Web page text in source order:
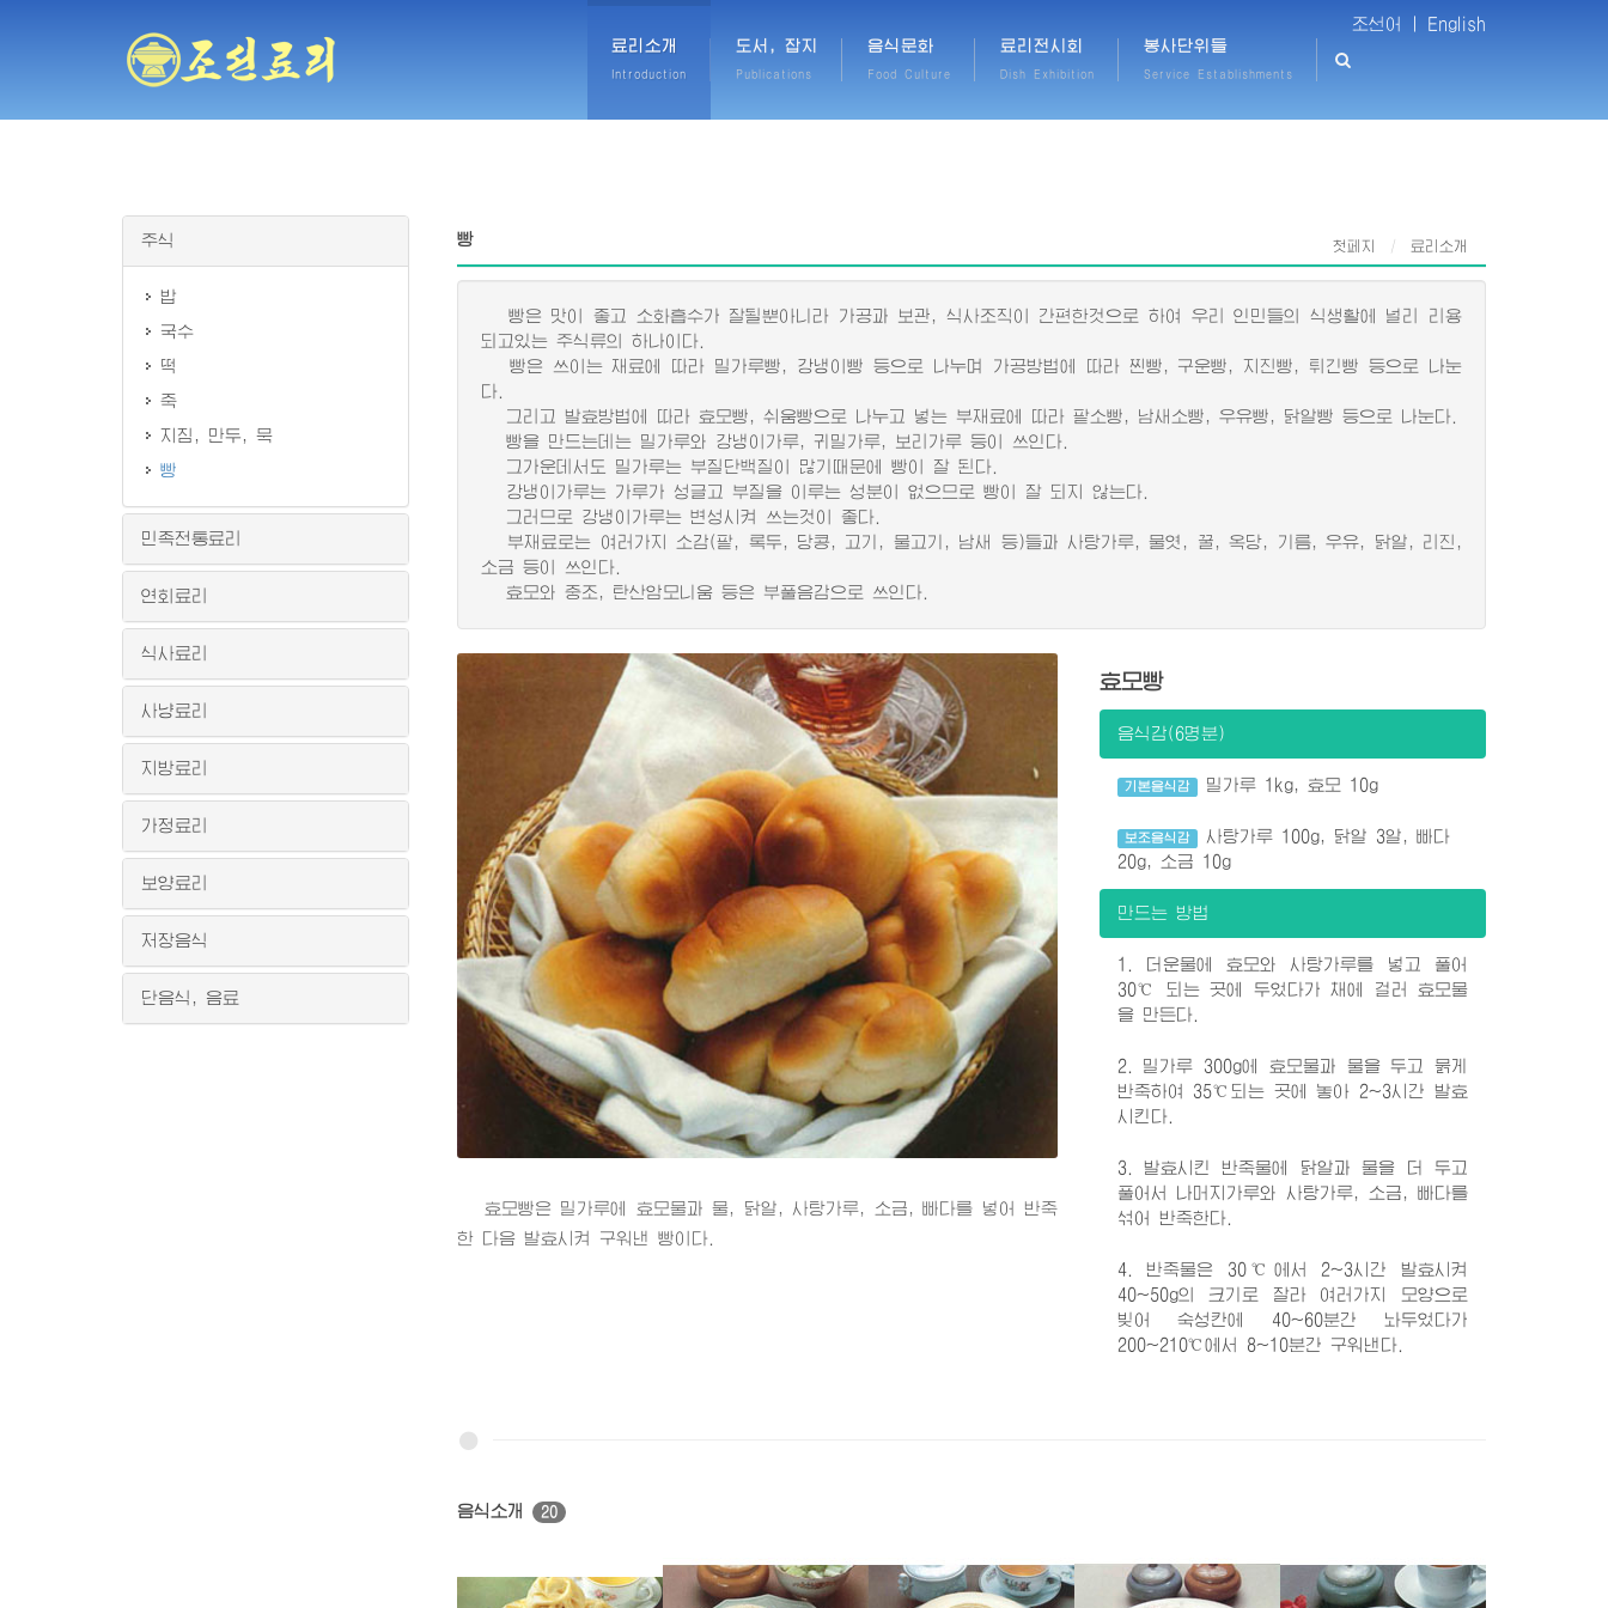
조선어 | English
료리소개
Introduction
도서, 잡지
Publications
음식문화
Food Culture
료리전시회
Dish Exhibition
봉사단위들
Service Establishments
빵 첫페지 료리소개
빵은 맛이 좋고 소화흡수가 잘될뿐아니라 가공과 보관, 식사조직이 간편한것으로 하여 우리 인민들의 식생활에 널리 리용
되고있는 주식류의 하나이다.
빵은 쓰이는 재료에 따라 밀가루빵, 강냉이빵 등으로 나누며 가공방법에 따라 찐빵, 구운빵, 지진빵, 튀긴빵 등으로 나눈
다.
그리고 발효방법에 따라 효모빵, 쉬움빵으로 나누고 넣는 부재료에 따라 팥소빵, 남새소빵, 우유빵, 닭알빵 등으로 나눈다.
빵을 만드는데는 밀가루와 강냉이가루, 귀밀가루, 보리가루 등이 쓰인다.
그가운데서도 밀가루는 부질단백질이 많기때문에 빵이 잘 된다.
강냉이가루는 가루가 성글고 부질을 이루는 성분이 없으므로 빵이 잘 되지 않는다.
그러므로 강냉이가루는 변성시켜 쓰는것이 좋다.
부재료로는 여러가지 소감(팥, 록두, 당콩, 고기, 물고기, 남새 등)들과 사탕가루, 물엿, 꿀, 옥당, 기름, 우유, 닭알, 리진,
소금 등이 쓰인다.
효모와 중조, 탄산암모니움 등은 부풀음감으로 쓰인다.
효모빵은 밀가루에 효모물과 물, 닭알, 사탕가루, 소금, 빠다를 넣어 반죽
한 다음 발효시켜 구워낸 빵이다.
효모빵
음식감(6명분)
기본음식감 밀가루 1kg, 효모 10g
보조음식감
사탕가루 100g, 닭알 3알, 빠다
20g, 소금 10g
만드는 방법
1. 더운물에 효모와 사탕가루를 넣고 풀어
30℃ 되는 곳에 두었다가 채에 걸러 효모물
을 만든다.
2. 밀가루 300g에 효모물과 물을 두고 묽게
반죽하여 35℃되는 곳에 놓아 2~3시간 발효
시킨다.
3. 발효시킨 반죽물에 닭알과 물을 더 두고
풀어서 나머지가루와 사탕가루, 소금, 빠다를
섞어 반죽한다.
4. 반죽물은 30℃에서 2~3시간 발효시켜
40~50g의 크기로 잘라 여러가지 모양으로
빚어 숙성칸에 40~60분간 놔두었다가
200~210℃에서 8~10분간 구워낸다.
음식소개 20
주식
밥
국수
떡
죽
지짐, 만두, 묵
빵
민족전통료리
연회료리
식사료리
사냥료리
지방료리
가정료리
보양료리
저장음식
단음식, 음료